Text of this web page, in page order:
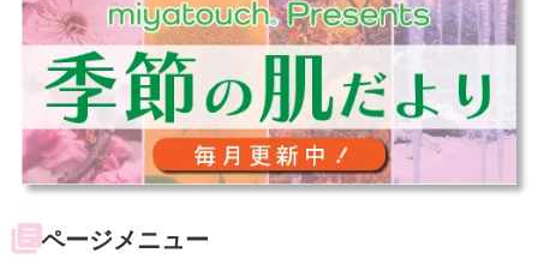
ページメニュー